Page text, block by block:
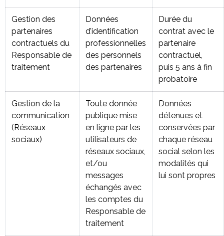
Gestion des
partenaires
contractuels du
Responsable de
traitement
Données
d’identification
professionnelles
des personnels
des partenaires
Durée du
contrat avec le
partenaire
contractuel,
puis 5 ans à fin
probatoire
Gestion de la
communication
(Réseaux
sociaux)
Toute donnée
publique mise
en ligne par les
utilisateurs de
réseaux sociaux,
et/ou
messages
échangés avec
les comptes du
Responsable de
traitement
Données
détenues et
conservées par
chaque réseau
social selon les
modalités qui
lui sont propres